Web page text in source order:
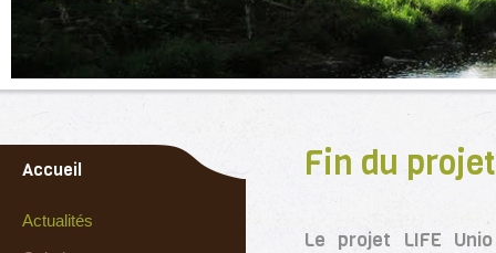
Accueil
Actualités
Fin du
Le projet LIFE